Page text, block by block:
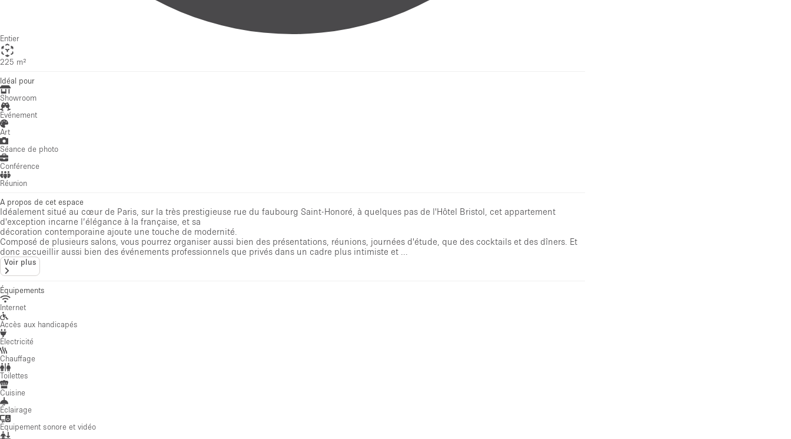
Entier
225 m²
Idéal pour
Showroom
Événement
Art
Séance de photo
Conférence
Réunion
A propos de cet espace
Idéalement situé au cœur de Paris, sur la très prestigieuse rue du faubourg Saint-Honoré, à quelques pas de l'Hôtel Bristol, cet appartement
d'exception incarne l’élégance à la française, et sa
décoration contemporaine ajoute une touche de modernité.
Composé de plusieurs salons, vous pourrez organiser aussi bien des présentations, réunions, journées d'étude, que des cocktails et des dîners. Et
donc accueillir aussi bien des événements professionnels que privés dans un cadre plus intimiste et ...
Voir plus
Équipements
Internet
Accès aux handicapés
Électricité
Chauffage
Toilettes
Cuisine
Éclairage
Équipement sonore et vidéo